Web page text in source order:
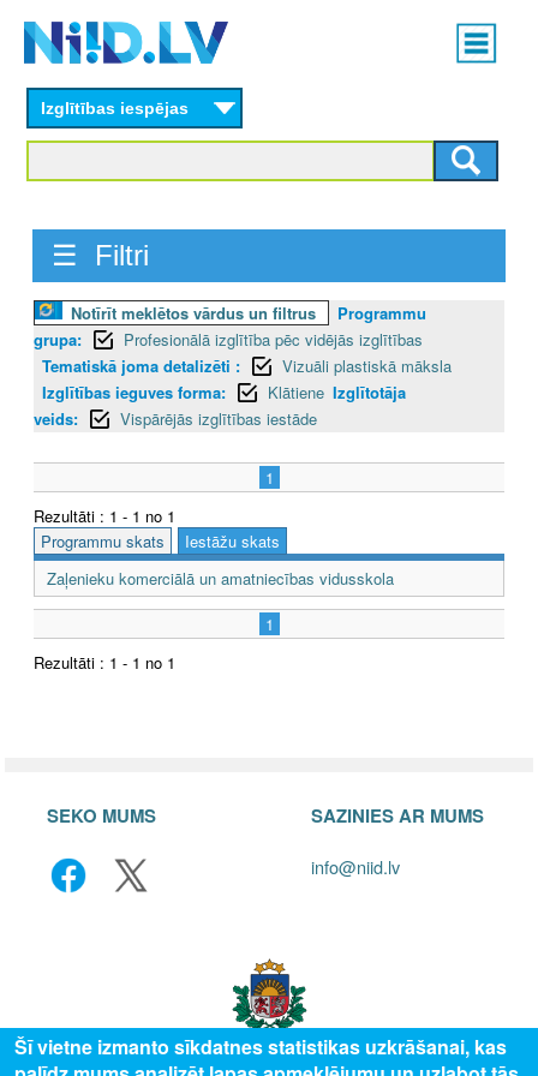
content
Main
menu
Izglītības iespējas
☰ Filtri
Notīrīt meklētos vārdus un filtrus
Programmu
grupa:
Profesionālā izglītība pēc vidējās izglītības
Tematiskā joma detalizēti :
Vizuāli plastiskā māksla
Izglītības ieguves forma:
Klātiene Izglītotāja
veids:
Vispārējās izglītības iestāde
1
Rezultāti : 1 - 1 no 1
Programmu skats
Iestāžu skats
Zaļenieku komerciālā un amatniecības vidusskola
1
Rezultāti : 1 - 1 no 1
SEKO MUMS SAZINIES AR MUMS
info@niid.lv
Šī vietne izmanto sīkdatnes statistikas uzkrāšanai, kas